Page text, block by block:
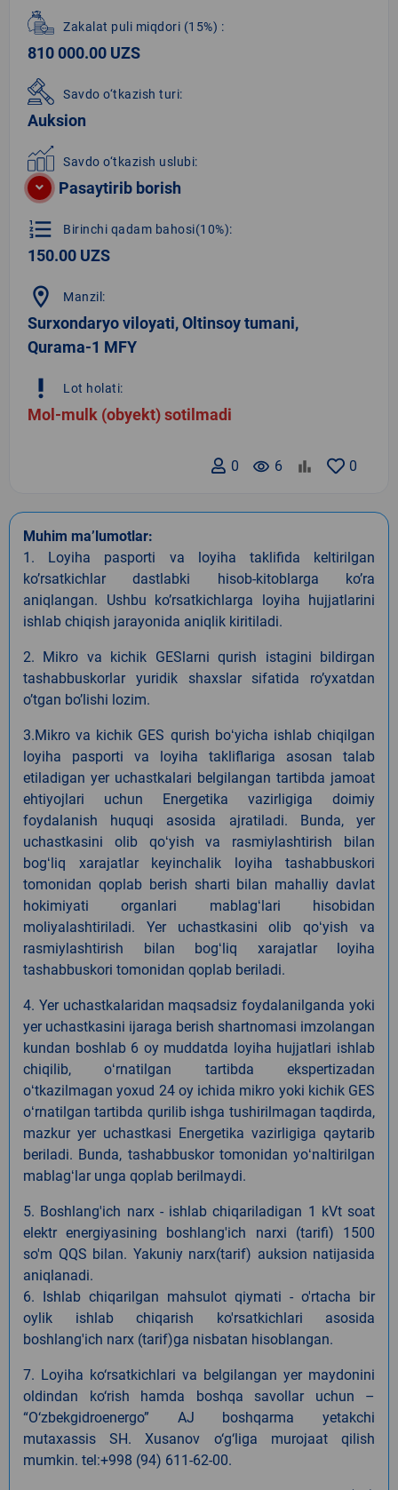
Zakalat puli miqdori (15%) :
810 000.00 UZS
Savdo o‘tkazish turi:
Auksion
Savdo o‘tkazish uslubi:
Pasaytirib borish
format_list_numbered Birinchi qadam bahosi(10%):
150.00 UZS
location_on Manzil:
Surxondaryo viloyati, Oltinsoy tumani,
Qurama-1 MFY
priority_high Lot holati:
Mol-mulk (obyekt) sotilmadi
0
remove_red_eye 6
0
Muhim ma’lumotlar:
1. Loyiha pasporti va loyiha taklifida keltirilgan
koʼrsatkichlar dastlabki hisob-kitoblarga koʼra
aniqlangan. Ushbu koʼrsatkichlarga loyiha hujjatlarini
ishlab chiqish jarayonida aniqlik kiritiladi.
2. Mikro va kichik GESlarni qurish istagini bildirgan
tashabbuskorlar yuridik shaxslar sifatida roʼyxatdan
oʼtgan boʼlishi lozim.
3.Mikro va kichik GES qurish boʻyicha ishlab chiqilgan
loyiha pasporti va loyiha takliflariga asosan talab
etiladigan yer uchastkalari belgilangan tartibda jamoat
ehtiyojlari uchun Energetika vazirligiga doimiy
foydalanish huquqi asosida ajratiladi. Bunda, yer
uchastkasini olib qoʻyish va rasmiylashtirish bilan
bogʻliq xarajatlar keyinchalik loyiha tashabbuskori
tomonidan qoplab berish sharti bilan mahalliy davlat
hokimiyati organlari mablagʻlari hisobidan
moliyalashtiriladi. Yer uchastkasini olib qoʻyish va
rasmiylashtirish bilan bogʻliq xarajatlar loyiha
tashabbuskori tomonidan qoplab beriladi.
4. Yer uchastkalaridan maqsadsiz foydalanilganda yoki
yer uchastkasini ijaraga berish shartnomasi imzolangan
kundan boshlab 6 oy muddatda loyiha hujjatlari ishlab
chiqilib, oʻrnatilgan tartibda ekspertizadan
oʻtkazilmagan yoxud 24 oy ichida mikro yoki kichik GES
oʻrnatilgan tartibda qurilib ishga tushirilmagan taqdirda,
mazkur yer uchastkasi Energetika vazirligiga qaytarib
beriladi. Bunda, tashabbuskor tomonidan yoʻnaltirilgan
mablagʻlar unga qoplab berilmaydi.
5. Boshlang'ich narx - ishlab chiqariladigan 1 kVt soat
elektr energiyasining boshlang'ich narxi (tarifi) 1500
so'm QQS bilan. Yakuniy narx(tarif) auksion natijasida
aniqlanadi.
6. Ishlab chiqarilgan mahsulot qiymati - o'rtacha bir
oylik ishlab chiqarish ko'rsatkichlari asosida
boshlang'ich narx (tarif)ga nisbatan hisoblangan.
7. Loyiha ko‘rsatkichlari va belgilangan yer maydonini
oldindan ko‘rish hamda boshqa savollar uchun –
“O‘zbekgidroenergo” AJ boshqarma yetakchi
mutaxassis
SH.
Xusanov o‘g‘liga murojaat qilish
mumkin. tel:+998 (94) 611-62-00.